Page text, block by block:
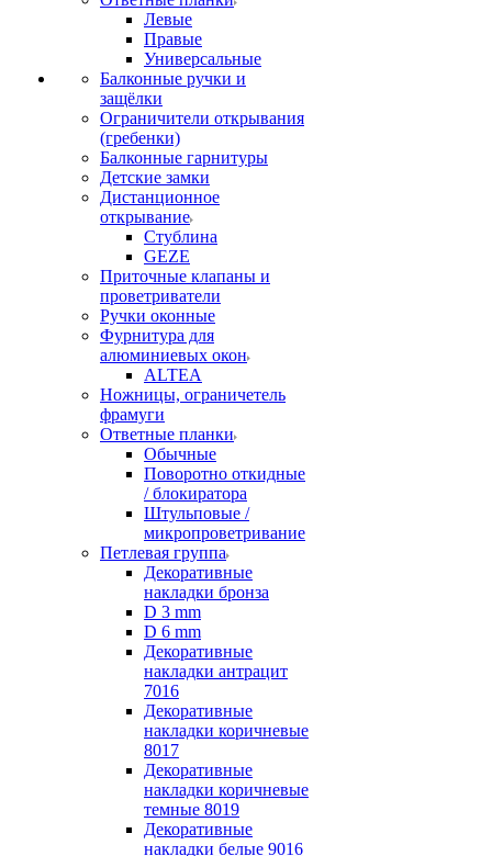
Левые
Правые
Универсальные
Балконные ручки и
защёлки
Ограничители открывания
(гребенки)
Балконные гарнитуры
Детские замки
Дистанционное
открывание
Стублина
GEZE
Приточные клапаны и
проветриватели
Ручки оконные
Фурнитура для
алюминиевых окон
ALTEA
Ножницы, ограничетель
фрамуги
Ответные планки
Обычные
Поворотно откидные
/ блокиратора
Штульповые /
микропроветривание
Петлевая группа
Декоративные
накладки бронза
D 3 mm
D 6 mm
Декоративные
накладки антрацит
7016
Декоративные
накладки коричневые
8017
Декоративные
накладки коричневые
темные 8019
Декоративные
накладки белые 9016